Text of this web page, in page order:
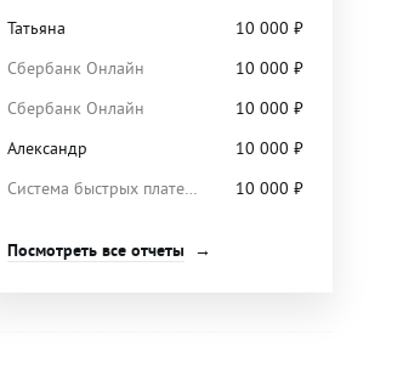
Татьяна
10 000 ₽
Сбербанк Онлайн
10 000 ₽
Сбербанк Онлайн
10 000 ₽
Александр
10 000 ₽
Система быстрых платежей
10 000 ₽
Посмотреть все отчеты